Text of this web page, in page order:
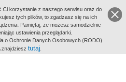
Ci korzystanie z naszego serwisu oraz do
tych plików, to zgadzasz się na ich
Pamiętaj, że możesz samodzielnie
ustawienia przeglądarki.
o Ochronie Danych Osobowych (RODO)
znajdziesz tutaj